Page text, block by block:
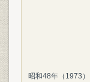
昭和48年（1973）